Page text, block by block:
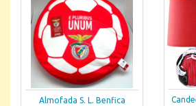
Almofada S. L. Benfica